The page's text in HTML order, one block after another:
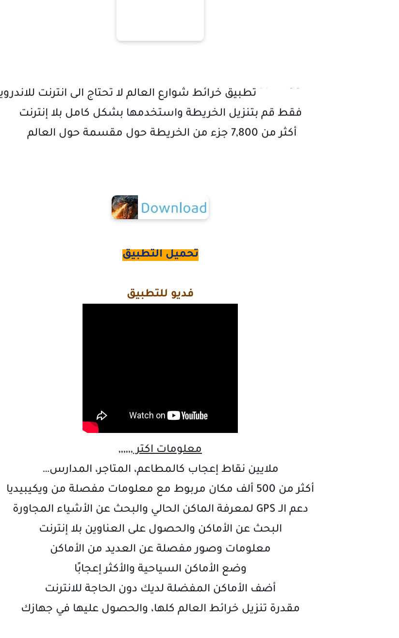
فقط قم بتنزيل الخريطة واستخدمها بشكل كامل بلا إنترنت
أكثر من 7,800 جزء من الخريطة حول مقسمة حول العالم
تحميل التطبيق
فديو للتطبيق
معلومات اكتر ,,,,,,
ملايين نقاط إعجاب كالمطاعم، المتاجر، المدارس…
أكثر من 500 ألف مكان مربوط مع معلومات مفصلة من ويكيبيديا
دعم الـ GPS لمعرفة الماكن الحالي والبحث عن الأشياء المجاورة
البحث عن الأماكن والحصول على العناوين بلا إنترنت
معلومات وصور مفصلة عن العديد من الأماكن
وضع الأماكن السياحية والأكثر إعجابًا
أضف الأماكن المفضلة لديك دون الحاجة للانترنت
مقدرة تنزيل خرائط العالم كلها، والحصول عليها في جهازك